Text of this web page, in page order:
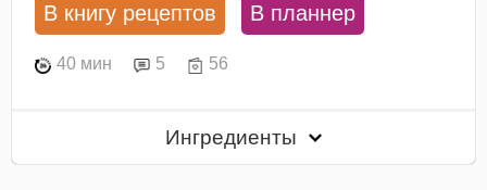
В книгу рецептов В планнер
40 мин 5 56
Ингредиенты